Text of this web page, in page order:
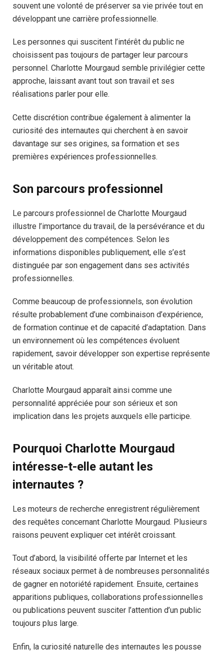
souvent une volonté de préserver sa vie privée tout en
développant une carrière professionnelle.
Les personnes qui suscitent l’intérêt du public ne
choisissent pas toujours de partager leur parcours
personnel. Charlotte Mourgaud semble privilégier cette
approche, laissant avant tout son travail et ses
réalisations parler pour elle.
Cette discrétion contribue également à alimenter la
curiosité des internautes qui cherchent à en savoir
davantage sur ses origines, sa formation et ses
premières expériences professionnelles.
Son parcours professionnel
Le parcours professionnel de Charlotte Mourgaud
illustre l’importance du travail, de la persévérance et du
développement des compétences. Selon les
informations disponibles publiquement, elle s’est
distinguée par son engagement dans ses activités
professionnelles.
Comme beaucoup de professionnels, son évolution
résulte probablement d’une combinaison d’expérience,
de formation continue et de capacité d’adaptation. Dans
un environnement où les compétences évoluent
rapidement, savoir développer son expertise représente
un véritable atout.
Charlotte Mourgaud apparaît ainsi comme une
personnalité appréciée pour son sérieux et son
implication dans les projets auxquels elle participe.
Pourquoi Charlotte Mourgaud
intéresse-t-elle autant les
internautes ?
Les moteurs de recherche enregistrent régulièrement
des requêtes concernant Charlotte Mourgaud. Plusieurs
raisons peuvent expliquer cet intérêt croissant.
Tout d’abord, la visibilité offerte par Internet et les
réseaux sociaux permet à de nombreuses personnalités
de gagner en notoriété rapidement. Ensuite, certaines
apparitions publiques, collaborations professionnelles
ou publications peuvent susciter l’attention d’un public
toujours plus large.
Enfin, la curiosité naturelle des internautes les pousse